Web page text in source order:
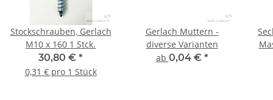
Stockschrauben, Gerlach
M10 x 160 1 Stck.
30,80 € *
0,31 € pro 1 Stück
Gerlach Muttern -
diverse Varianten
ab 0,04 € *